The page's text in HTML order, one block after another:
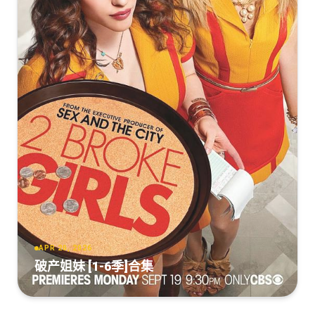
APR 20, 2026
破产姐妹 [1-6季]合集